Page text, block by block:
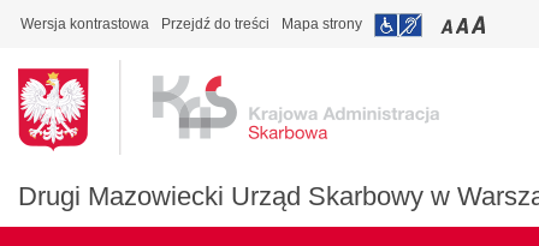
Wersja kontrastowa Przejdź do treści Mapa strony
Drugi Mazowiecki Urząd Skarbowy w